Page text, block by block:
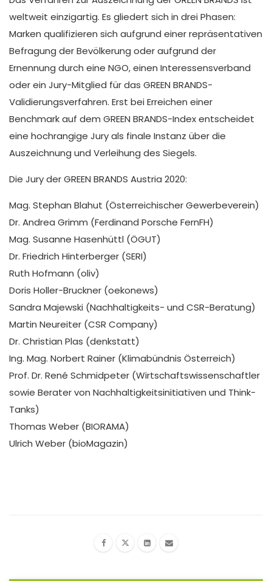
weltweit einzigartig. Es gliedert sich in drei Phasen:
Marken qualifizieren sich aufgrund einer repräsentativen
Befragung der Bevölkerung oder aufgrund der
Ernennung durch eine NGO, einen Interessensverband
oder ein Jury-Mitglied für das GREEN BRANDS-
Validierungsverfahren. Erst bei Erreichen einer
Benchmark auf dem GREEN BRANDS-Index entscheidet
eine hochrangige Jury als finale Instanz über die
Auszeichnung und Verleihung des Siegels.
Die Jury der GREEN BRANDS Austria 2020:
Mag. Stephan Blahut (Österreichischer Gewerbeverein)
Dr. Andrea Grimm (Ferdinand Porsche FernFH)
Mag. Susanne Hasenhüttl (ÖGUT)
Dr. Friedrich Hinterberger (SERI)
Ruth Hofmann (oliv)
Doris Holler-Bruckner (oekonews)
Sandra Majewski (Nachhaltigkeits- und CSR-Beratung)
Martin Neureiter (CSR Company)
Dr. Christian Plas (denkstatt)
Ing. Mag. Norbert Rainer (Klimabündnis Österreich)
Prof. Dr. René Schmidpeter (Wirtschaftswissenschaftler
sowie Berater von Nachhaltigkeitsinitiativen und Think-
Tanks)
Thomas Weber (BIORAMA)
Ulrich Weber (bioMagazin)